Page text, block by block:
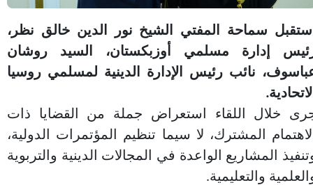
سماحة المفتي الشيخ نور الدين خالق نظر،
إدارة مسلمي أوزبكستان، السيد روشان
نائب رئيس الإدارة الدينية لمسلمي روسيا
خلال اللقاء استعراض جملة من القضايا ذات
المشترك، لا سيما تنظيم المؤتمرات الدولية،
المشاريع الواعدة في المجالات الدينية والتربوية
والتعليمية.